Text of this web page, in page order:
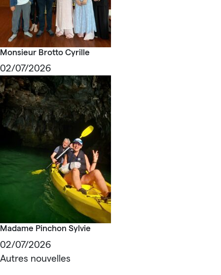
Monsieur Brotto Cyrille
02/07/2026
Madame Pinchon Sylvie
02/07/2026
Autres nouvelles